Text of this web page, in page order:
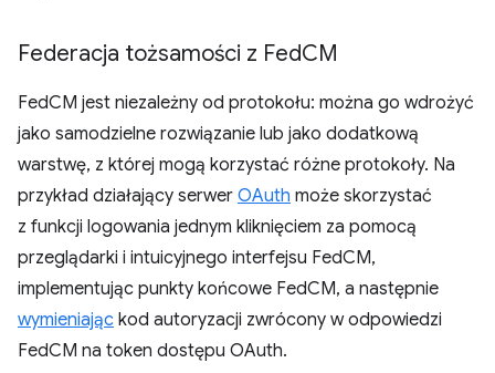
Federacja tożsamości z FedCM
FedCM jest niezależny od protokołu: można go wdrożyć
jako samodzielne rozwiązanie lub jako dodatkową
warstwę, z której mogą korzystać różne protokoły. Na
przykład działający serwer OAuth może skorzystać
z funkcji logowania jednym kliknięciem za pomocą
przeglądarki i intuicyjnego interfejsu FedCM,
implementując punkty końcowe FedCM, a następnie
wymieniając kod autoryzacji zwrócony w odpowiedzi
FedCM na token dostępu OAuth.